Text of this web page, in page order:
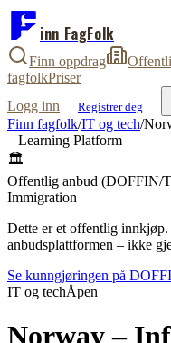
inn FagFolk
Finn oppdrag
fagfolkPriser
Logg inn
Registrer deg
Finn fagfolk/IT og tech/
– Learning Platform
🏛️
Offentlig anbud (DOFFIN/
Immigration
Dette er et offentlig
anbudsplattformen – ikke
Se kunngjøringen på
IT og techÅpen
Norway –